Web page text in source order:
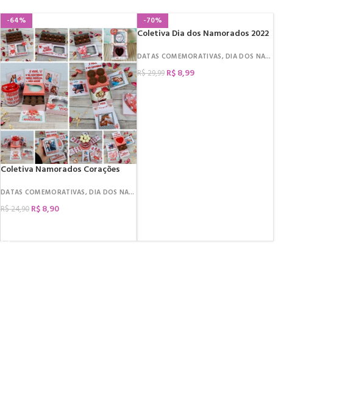
-64%
Coletiva Namorados Corações
DATAS COMEMORATIVAS,DIA DOS NAMORADOS
R$24,90 R$8,90
-70%
Coletiva Dia dos Namorados 2022
DATAS COMEMORATIVAS,DIA DOS NAMORADOS
R$29,99 R$8,99